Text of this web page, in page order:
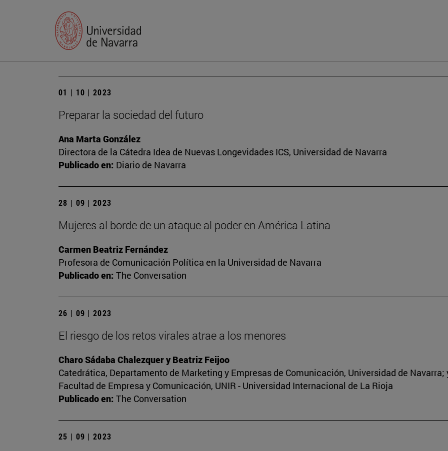
01 | 10 | 2023
Preparar la sociedad del futuro
Ana Marta González
Directora de la Cátedra Idea de Nuevas Longevidades ICS, Universidad de Navarra
Publicado en: Diario de Navarra
28 | 09 | 2023
Mujeres al borde de un ataque al poder en América Latina
Carmen Beatriz Fernández
Profesora de Comunicación Política en la Universidad de Navarra
Publicado en: The Conversation
26 | 09 | 2023
El riesgo de los retos virales atrae a los menores
Charo Sádaba Chalezquer y Beatriz Feijoo
Catedrática, Departamento de Marketing y Empresas de Comunicación, Universidad de
Facultad de Empresa y Comunicación, UNIR - Universidad Internacional de La Rioja
Publicado en: The Conversation
25 | 09 | 2023